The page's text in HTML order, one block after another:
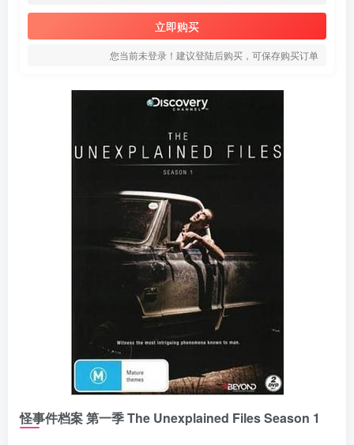
立即购买
您当前未登录！建议登陆后购买，可保存购买订单
怪事件档案 第一季 The Unexplained Files Season 1